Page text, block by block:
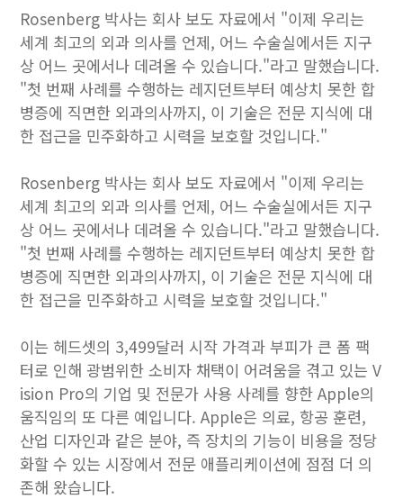
Rosenberg 박사는 회사 보도 자료에서 "이제 우리는
세계 최고의 외과 의사를 언제, 어느 수술실에서든 지구
상 어느 곳에서나 데려올 수 있습니다."라고 말했습니다.
"첫 번째 사례를 수행하는 레지던트부터 예상치 못한 합
병증에 직면한 외과의사까지, 이 기술은 전문 지식에 대
한 접근을 민주화하고 시력을 보호할 것입니다."
Rosenberg 박사는 회사 보도 자료에서 "이제 우리는
세계 최고의 외과 의사를 언제, 어느 수술실에서든 지구
상 어느 곳에서나 데려올 수 있습니다."라고 말했습니다.
"첫 번째 사례를 수행하는 레지던트부터 예상치 못한 합
병증에 직면한 외과의사까지, 이 기술은 전문 지식에 대
한 접근을 민주화하고 시력을 보호할 것입니다."
이는 헤드셋의 3,499달러 시작 가격과 부피가 큰 폼 팩
터로 인해 광범위한 소비자 채택이 어려움을 겪고 있는 V
ision Pro의 기업 및 전문가 사용 사례를 향한 Apple의
움직임의 또 다른 예입니다. Apple은 의료, 항공 훈련,
산업 디자인과 같은 분야, 즉 장치의 기능이 비용을 정당
화할 수 있는 시장에서 전문 애플리케이션에 점점 더 의
존해 왔습니다.